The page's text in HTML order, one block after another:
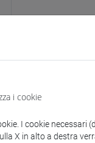
i cookie
I cookie
X in alto a destra